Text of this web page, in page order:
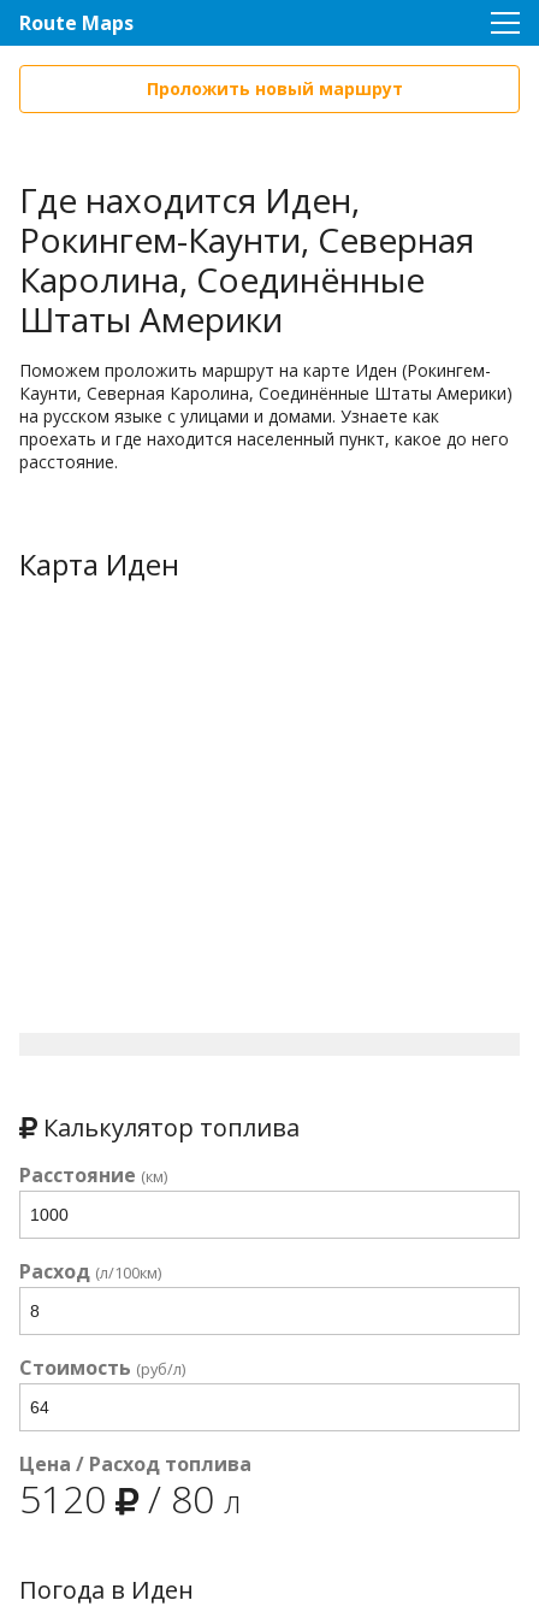
Route Maps
Проложить новый маршрут
Где находится Иден,
Рокингем-Каунти, Северная
Каролина, Соединённые
Штаты Америки
Поможем проложить маршрут на карте Иден (Рокингем-
Каунти, Северная Каролина, Соединённые Штаты Америки)
на русском языке с улицами и домами. Узнаете как
проехать и где находится населенный пункт, какое до него
расстояние.
Карта Иден
Калькулятор топлива
Расстояние (км)
Расход (л/100км)
Стоимость (руб/л)
Цена / Расход топлива
5120 / 80 л
Погода в Иден